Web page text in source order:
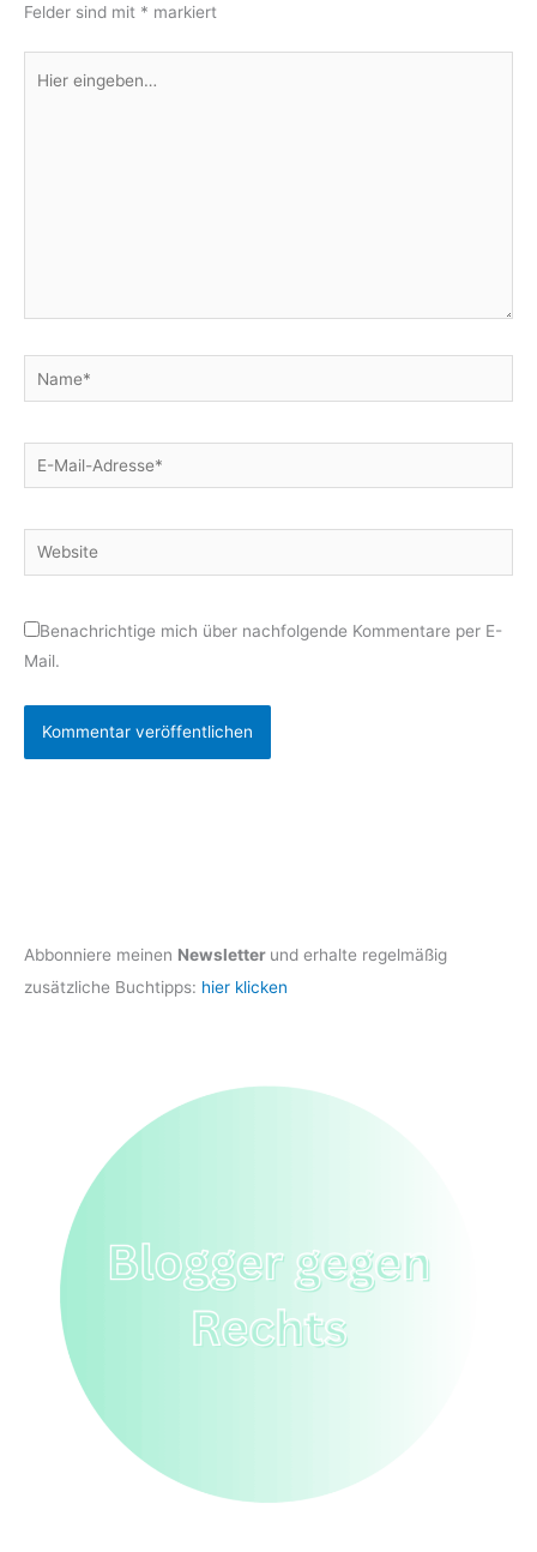
Felder sind mit * markiert
eingeben…
Name*
E-
Mail-
Website
Benachrichtige mich über nachfolgende Kommentare per E-
Mail.
Abbonniere meinen Newsletter und erhalte regelmäßig
zusätzliche Buchtipps: hier klicken